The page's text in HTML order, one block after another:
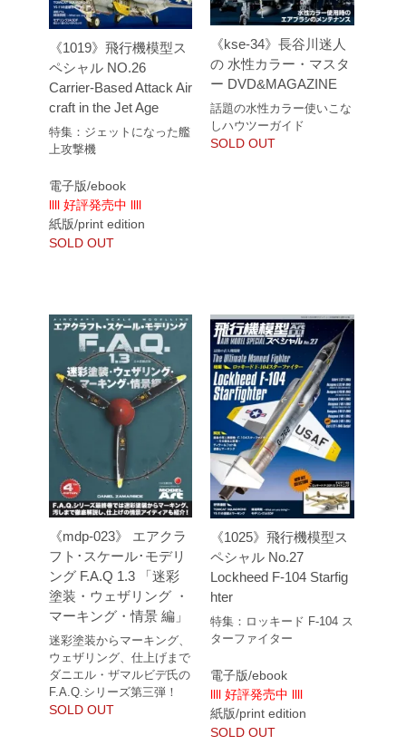
《1019》飛行機模型ス
ペシャル NO.26
Carrier-Based Attack Air
craft in the Jet Age
特集：ジェットになった艦
上攻撃機
電子版/ebook
llll 好評発売中 llll
紙版/print edition
SOLD OUT
《kse-34》長谷川迷人
の 水性カラー・マスタ
ー DVD&MAGAZINE
話題の水性カラー使いこな
しハウツーガイド
SOLD OUT
《mdp-023》 エアクラ
フト･スケール･モデリ
ング F.A.Q 1.3 「迷彩
塗装・ウェザリング ・
マーキング・情景 編」
迷彩塗装からマーキング、
ウェザリング、仕上げまで
ダニエル・ザマルビデ氏の
F.A.Q.シリーズ第三弾！
SOLD OUT
《1025》飛行機模型ス
ペシャル No.27
Lockheed F-104 Starfig
hter
特集：ロッキード F-104 ス
ターファイター
電子版/ebook
llll 好評発売中 llll
紙版/print edition
SOLD OUT